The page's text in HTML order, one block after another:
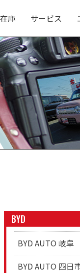
庫 サービス
BYD
BYD AUTO 岐阜
BYD AUTO 四日